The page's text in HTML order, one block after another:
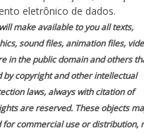
eletrônico de dados.
make available to you all texts,
sound files, animation files,
in the public domain and others
by copyright and other intellectual
laws, always with citation of
are reserved. These objects
for commercial use or distribution,
que Marcelo Rebelo
demissão e explicitou
“A minha demissão foi
Porventura quererá
produz efeitos a minha
é o meu dever
ei em funções até ser
como primeiro-